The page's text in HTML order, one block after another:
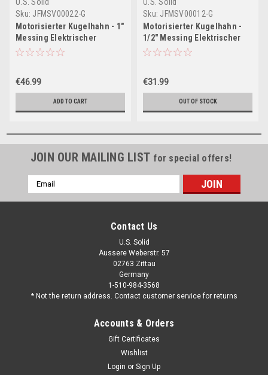
Sku: JFMSV00022-G
Motorisierter Kugelhahn - 1"
Messing Elektrischer
Kugelhahn mit vollem
€46.99
ADD TO CART
Sku: JFMSV00012-G
Motorisierter Kugelhahn -
1/2" Messing Elektrischer
Kugelhahn mit vollem
€31.99
OUT OF STOCK
JOIN OUR MAILING LIST for special offers!
Email
Address
Contact Us
U.S. Solid
Äussere Weberstr. 57
02763 Zittau
Germany
1-510-984-3568
* Not the return address. Contact customer service for returns
Accounts & Orders
Gift Certificates
Wishlist
Login or Sign Up